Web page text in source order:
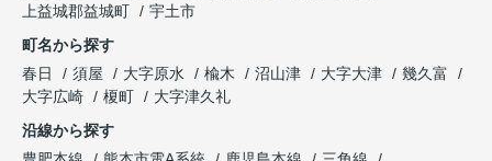
上益城郡益城町
宇土市
町名から探す
春日
須屋 大字原水 楡木 沼山津 大字大津
幾久富
大字広崎
榎町
大字津久礼
沿線から探す